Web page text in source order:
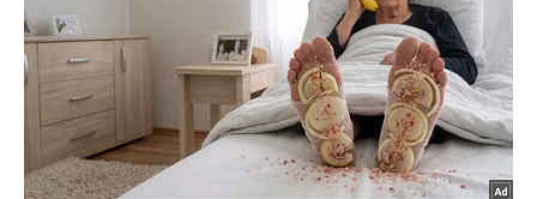
STREAMING E SERIE TV